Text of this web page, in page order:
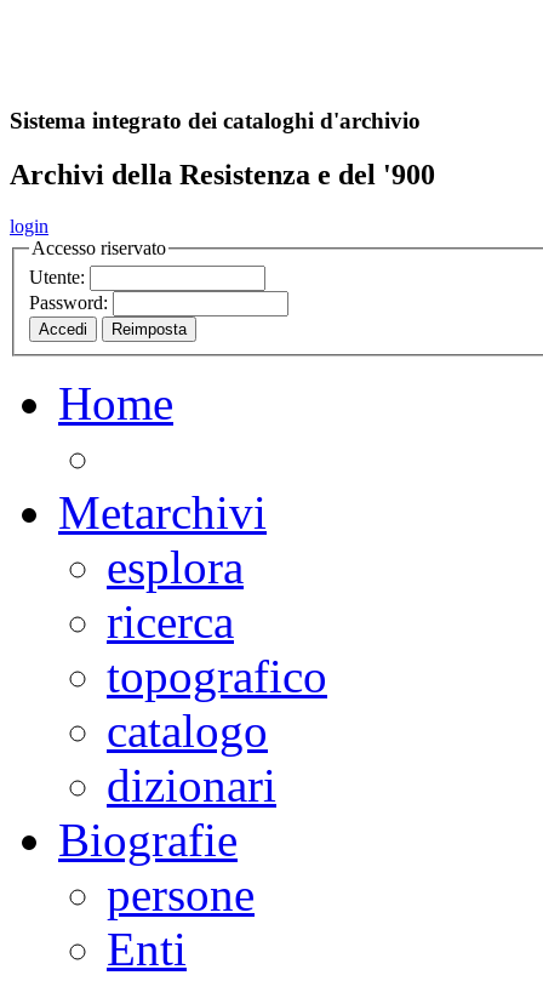
Sistema integrato dei cataloghi d'archivio
Archivi della Resistenza e del '900
login
Accesso riservato
Utente:
Password:
Home
Metarchivi
esplora
ricerca
topografico
catalogo
dizionari
Biografie
persone
Enti